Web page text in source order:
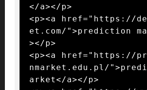
</a></p>
<p><a href="https://
et.com/">prediction
></p>
<p><a href="https://
nmarket.edu.pl/
arket</a></p>